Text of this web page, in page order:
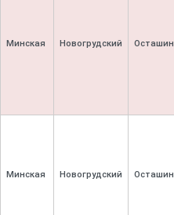
Минская Новогрудский Осташин
Минская Новогрудский Осташин